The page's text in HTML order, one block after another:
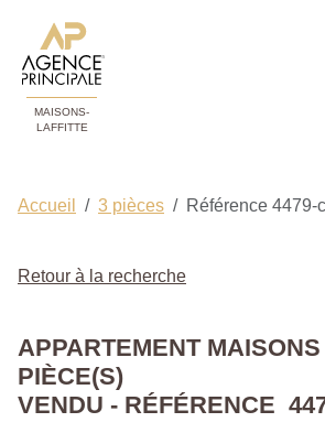
MAISONS-
LAFFITTE
Accueil 3 pièces Référence 4479-
Retour à la recherche
APPARTEMENT
PIÈCE(S)
VENDU - RÉFÉRENCE